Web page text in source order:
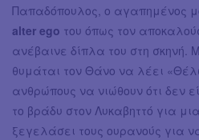
Παπαδόπουλος, ο αγαπημένος
alter ego του όπως τον
ανέβαινε δίπλα του στη
θυμάται τον Θάνο να λέει
ανθρώπους να νιώθουν ότι δεν
το βράδυ στον Λυκαβηττό για
ξεγελάσει τους ουρανούς για